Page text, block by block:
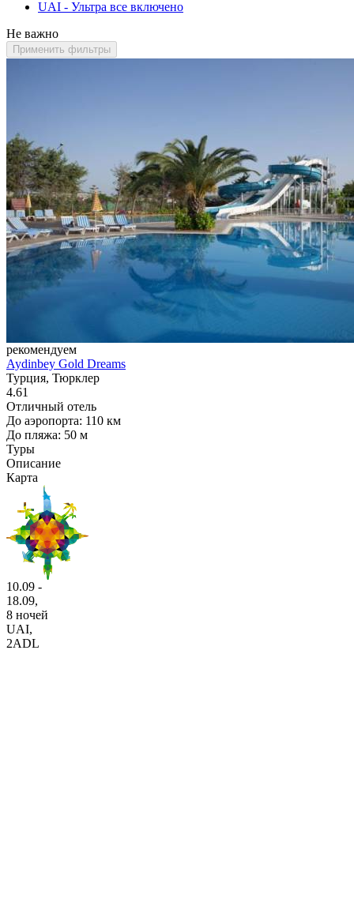
UAI - Ультра все включено
Не важно
Применить фильтры
рекомендуем
Aydinbey Gold Dreams
Турция, Тюрклер
4.61
Отличный отель
До аэропорта: 110 км
До пляжа: 50 м
Туры
Описание
Карта
10.09 -
18.09,
8 ночей
UAI,
2ADL